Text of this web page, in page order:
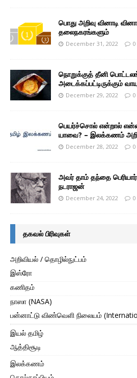
பொது அறிவு வினாடி
தலைநகரங்களும்
December 31, 2022 0
நொறுக்குத் தீனி
அடைக்கப்பட்டிருக்கும்
December 29, 2022 0
பெயர்ச்சொல் என்றால்
யாவை? – இலக்கணம்
December 28, 2022 0
அவர் தாம் தந்தை
நடராஜன்
December 24, 2022 0
தகவல் பிரிவுகள்
அறிவியல் / தொழில்நுட்பம்
இஸ்ரோ
கணிதம்
நாஸா (NASA)
பன்னாட்டு விண்வெளி நிலையம்
இயல் தமிழ்
ஆத்திசூடி
இலக்கணம்